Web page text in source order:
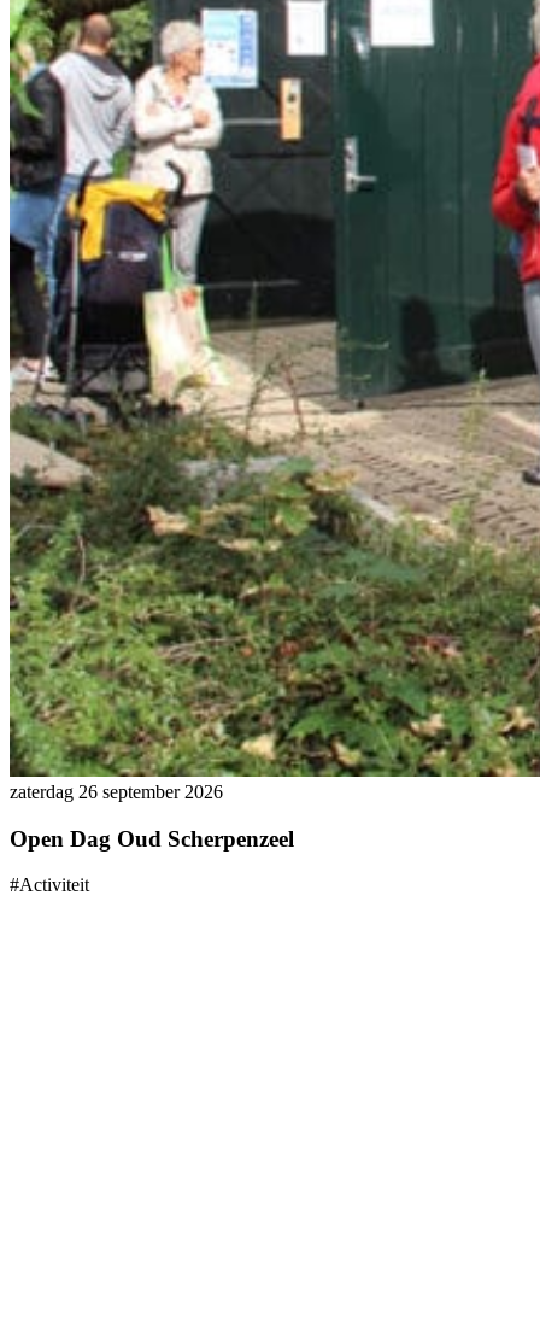
zaterdag 26 september 2026
Open Dag Oud Scherpenzeel
#Activiteit